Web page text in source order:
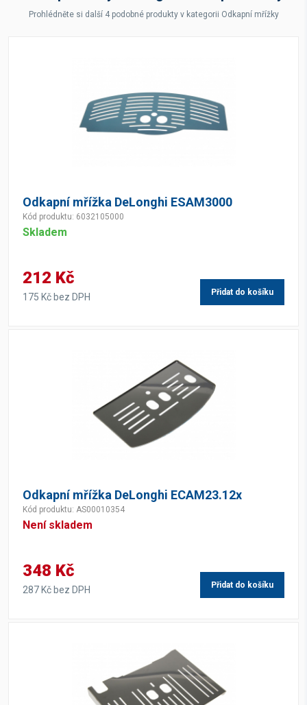
Prohlédněte si další 4 podobné produkty v kategorii Odkapní mřížky
Odkapní mřížka DeLonghi ESAM3000
Kód produktu: 6032105000
Skladem
212 Kč
175 Kč bez DPH Přidat do košíku
Odkapní mřížka DeLonghi ECAM23.12x
Kód produktu: AS00010354
Není skladem
348 Kč
287 Kč bez DPH Přidat do košíku